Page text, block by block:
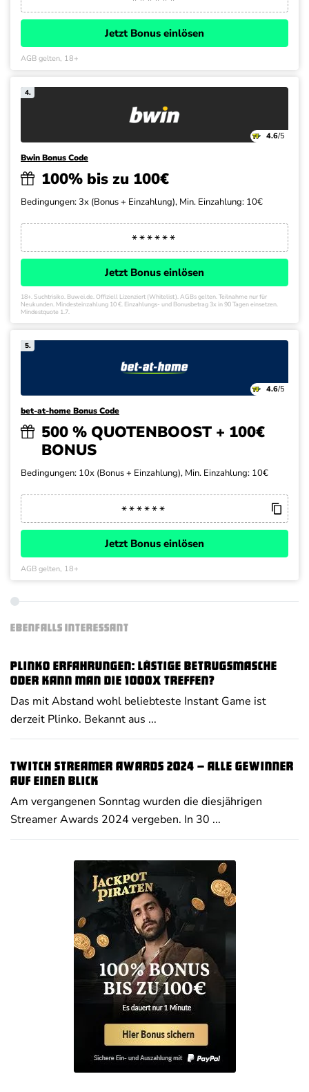
Jetzt Bonus einlösen
AGB gelten, 18+
4.
4.6/5
Bwin Bonus Code
100% bis zu 100€
Bedingungen: 3x (Bonus + Einzahlung), Min. Einzahlung: 10€
Jetzt Bonus einlösen
18+. Suchtrisiko. Buwei.de. Offiziell Lizenziert (Whitelist). AGBs gelten. Teilnahme nur für
Neukunden. Mindesteinzahlung 10 €. Einzahlungs- und Bonusbetrag 3x in 90 Tagen einsetzen.
Mindestquote 1.7.
5.
4.6/5
bet-at-home Bonus Code
500 % QUOTENBOOST + 100€
BONUS
Bedingungen: 10x (Bonus + Einzahlung), Min. Einzahlung: 10€
Jetzt Bonus einlösen
AGB gelten, 18+
EBENFALLS INTERESSANT
Plinko Erfahrungen: Lästige Betrugsmasche
oder kann man die 1000x treffen?
Das mit Abstand wohl beliebteste Instant Game ist
derzeit Plinko. Bekannt aus ...
Twitch Streamer Awards 2024 – alle Gewinner
auf einen Blick
Am vergangenen Sonntag wurden die diesjährigen
Streamer Awards 2024 vergeben. In 30 ...